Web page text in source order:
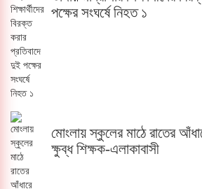
পক্ষের সংঘর্ষে নিহত ১
মোংলায় স্কুলের মাঠে রাতের
ক্ষুব্ধ শিক্ষক-এলাকাবাসী